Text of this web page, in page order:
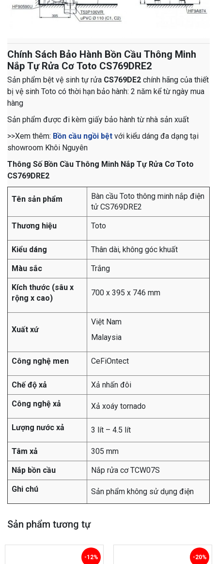
Chính Sách Bảo Hành Bồn Cầu Thông Minh
Nắp Tự Rửa Cơ Toto CS769DRE2
Sản phẩm bệt vệ sinh tự rửa CS769DE2 chính hãng của thiết
bị vệ sinh Toto có thời hạn bảo hành: 2 năm kể từ ngày mua
hàng
Sản phẩm được đi kèm giấy bảo hành từ nhà sản xuất
>>Xem thêm: Bồn cầu ngồi bệt với kiểu dáng đa dạng tại
showroom Khôi Nguyên
Thông Số Bồn Cầu Thông Minh Nắp Tự Rửa Cơ Toto
CS769DRE2
Tên sản phẩm
Bàn cầu Toto thông minh nắp điện
tử CS769DRE2
Thương hiệu Toto
Kiểu dáng Thân dài, không góc khuất
Màu sắc Trắng
Kích thước (sâu x
rộng x cao)
700 x 395 x 746 mm
Xuất xứ
Việt Nam
Malaysia
Công nghệ men CeFiOntect
Chế độ xả Xả nhấn đôi
Công nghệ xả Xả xoáy tornado
Lượng nước xả 3 lít – 4.5 lít
Tâm xả 305 mm
Nắp bồn cầu Nắp rửa cơ TCW07S
Ghi chú Sản phẩm không sử dụng điện
Sản phẩm tương tự
-12% -20%